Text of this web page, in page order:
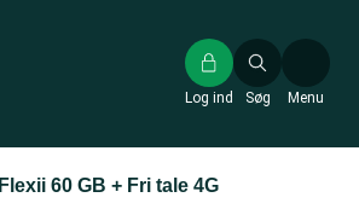
Søg
Log ind Menu
Flexii 60 GB + Fri tale 4G